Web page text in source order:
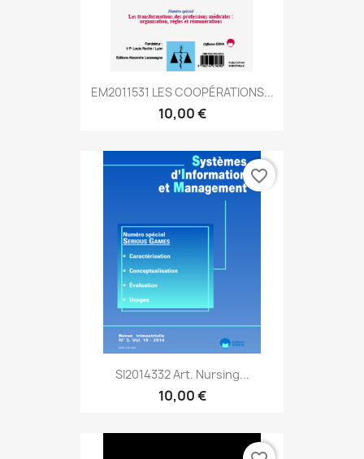
EM2011531 LES COOPÉRATIONS...
10,00 €
SI2014332 Art. Nursing...
10,00 €
favorite_border